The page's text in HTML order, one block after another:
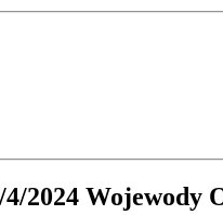
2024 Wojewody